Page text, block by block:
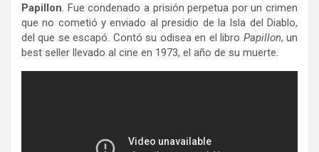
Papillon. Fue condenado a prisión perpetua por un crimen
que no cometió y enviado al presidio de la Isla del Diablo,
del que se escapó. Contó su odisea en el libro Papillon, un
best seller llevado al cine en 1973, el año de su muerte.